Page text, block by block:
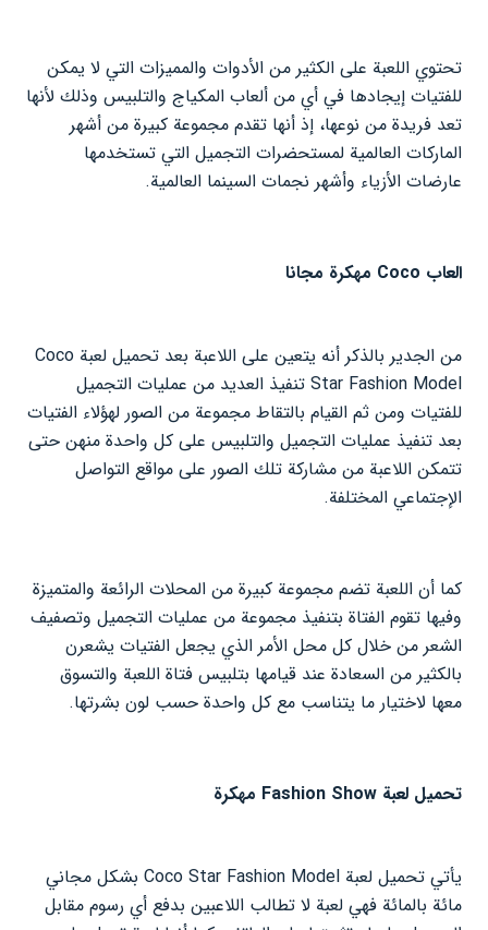
تحتوي اللعبة على الكثير من الأدوات والمميزات التي لا يمكن
للفتيات إيجادها في أي من ألعاب المكياج والتلبيس وذلك لأنها
تعد فريدة من نوعها، إذ أنها تقدم مجموعة كبيرة من أشهر
الماركات العالمية لمستحضرات التجميل التي تستخدمها
عارضات الأزياء وأشهر نجمات السينما العالمية.
العاب Coco مهكرة مجانا
من الجدير بالذكر أنه يتعين على اللاعبة بعد تحميل لعبة Coco
Star Fashion Model تنفيذ العديد من عمليات التجميل
للفتيات ومن ثم القيام بالتقاط مجموعة من الصور لهؤلاء الفتيات
بعد تنفيذ عمليات التجميل والتلبيس على كل واحدة منهن حتى
تتمكن اللاعبة من مشاركة تلك الصور على مواقع التواصل
الإجتماعي المختلفة.
كما أن اللعبة تضم مجموعة كبيرة من المحلات الرائعة والمتميزة
وفيها تقوم الفتاة بتنفيذ مجموعة من عمليات التجميل وتصفيف
الشعر من خلال كل محل الأمر الذي يجعل الفتيات يشعرن
بالكثير من السعادة عند قيامها بتلبيس فتاة اللعبة والتسوق
معها لاختيار ما يتناسب مع كل واحدة حسب لون بشرتها.
تحميل لعبة Fashion Show مهكرة
يأتي تحميل لعبة Coco Star Fashion Model بشكل مجاني
مائة بالمائة فهي لعبة لا تطالب اللاعبين بدفع أي رسوم مقابل